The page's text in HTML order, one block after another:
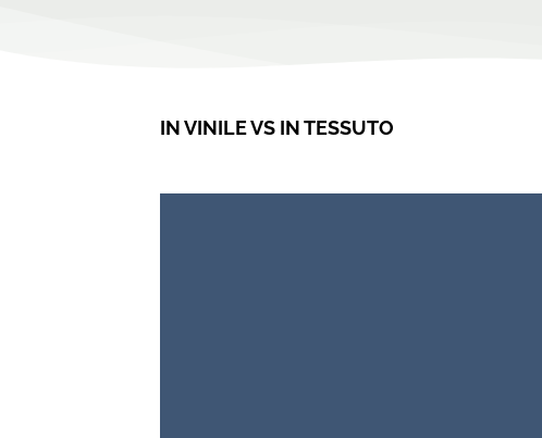
IN VINILE VS IN TESSUTO